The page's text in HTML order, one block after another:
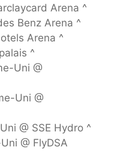
Arena ^
Benz Arena ^
Arena ^
^
Uni @
Uni @
@ SSE Hydro ^
@ FlyDSA